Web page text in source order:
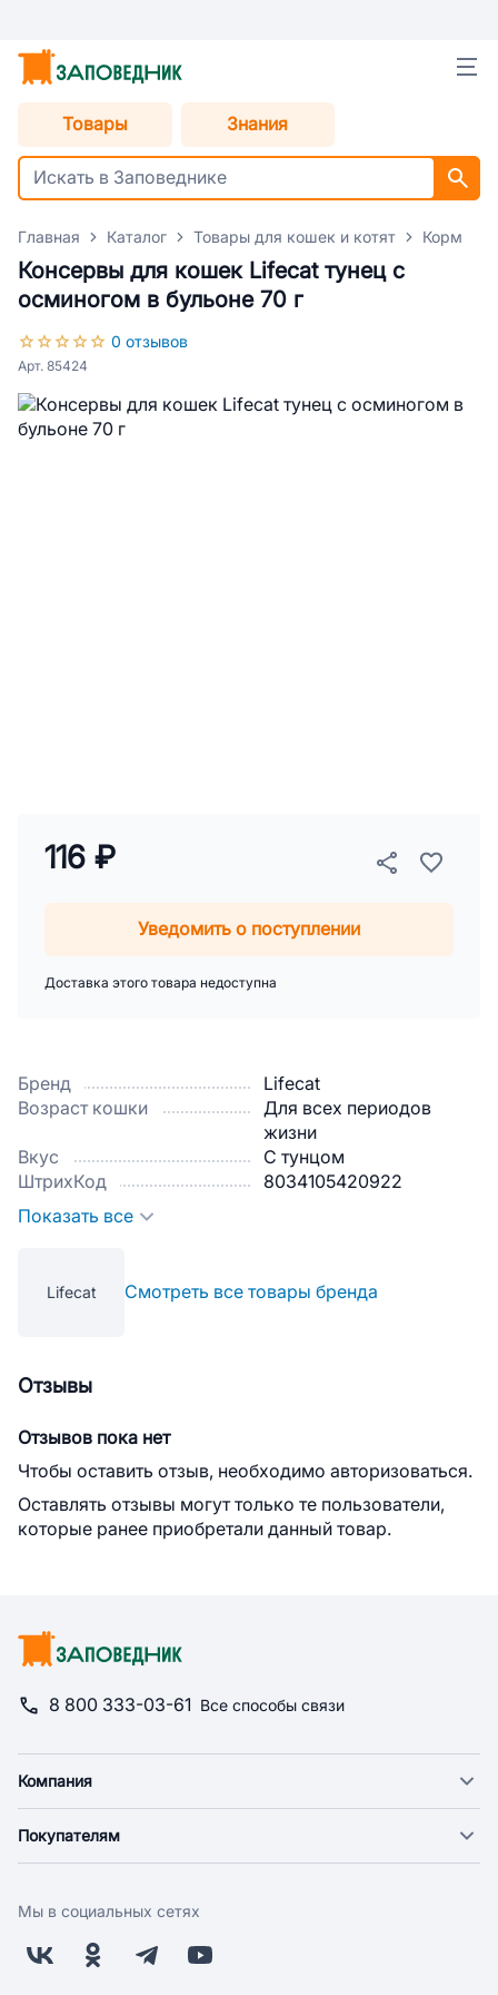
Товары Знания
Главная Каталог Товары для кошек и котят Корм
Консервы для кошек Lifecat тунец с
осминогом в бульоне 70 г
0 отзывов
Арт. 85424
Бренд
Lifecat
Возраст кошки
Для всех периодов
жизни
Вкус
С тунцом
ШтрихКод
8034105420922
Показать все
Lifecat Смотреть все товары бренда
116 ₽
Уведомить о поступлении
Доставка этого товара недоступна
Отзывы
Отзывов пока нет
Чтобы оставить отзыв, необходимо авторизоваться.
Оставлять отзывы могут только те пользователи,
которые ранее приобретали данный товар.
8 800 333-03-61 Все способы связи
Компания
Новости
Поставщикам
Заводчикам
Покупателям
Оплата
Бонусная программа
Мы в социальных сетях